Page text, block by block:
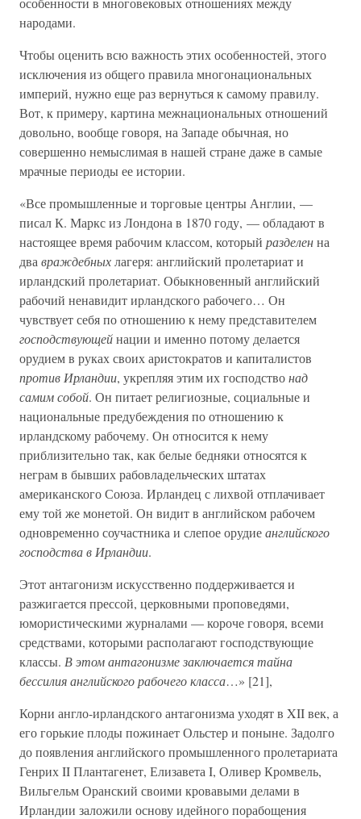
народами.
Чтобы оценить всю важность этих особенностей, этого
исключения из общего правила многонациональных
империй, нужно еще раз вернуться к самому правилу.
Вот, к примеру, картина межнациональных отношений
довольно, вообще говоря, на Западе обычная, но
совершенно немыслимая в нашей стране даже в самые
мрачные периоды ее истории.
«Все промышленные и торговые центры Англии, —
писал К. Маркс из Лондона в 1870 году, — обладают в
настоящее время рабочим классом, который разделенна
два враждебныхлагеря: английский пролетариат и
ирландский пролетариат. Обыкновенный английский
рабочий ненавидит ирландского рабочего… Он
чувствует себя по отношению к нему представителем
господствующейнации и именно потому делается
орудием в руках своих аристократов и капиталистов
против Ирландии, укрепляя этим их господствонад
самим собой. Он питает религиозные, социальные и
национальные предубеждения по отношению к
ирландскому рабочему. Он относится к нему
приблизительно так, как белые бедняки относятся к
неграм в бывших рабовладельческих штатах
американского Союза. Ирландец с лихвой отплачивает
ему той же монетой. Он видит в английском рабочем
одновременно соучастника и слепое орудиеанглийского
господства в Ирландии.
Этот антагонизм искусственно поддерживается и
разжигается прессой, церковными проповедями,
юмористическими журналами — короче говоря, всеми
средствами, которыми располагают господствующие
классы. В этом антагонизме заключается тайна
бессилия английского рабочего класса…» [21],
Корни англо-ирландского антагонизма уходят в XII век, а
его горькие плоды пожинает Ольстер и поныне. Задолго
до появления английского промышленного пролетариата
Генрих II Плантагенет, Елизавета I, Оливер Кромвель,
Вильгельм Оранский своими кровавыми делами в
Ирландии заложили основу идейного порабощения